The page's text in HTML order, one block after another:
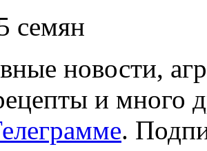
семян
новости,
и много
.